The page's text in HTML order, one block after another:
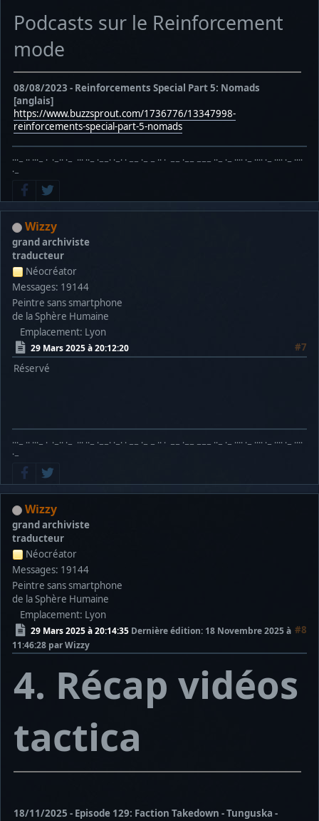
Podcasts sur le Reinforcement
mode
08/08/2023 - Reinforcements Special Part 5: Nomads
[anglais]
https://www.buzzsprout.com/1736776/13347998-
reinforcements-special-part-5-nomads
···− ·· ···− · ·−·· ·− ··· ··− ·−−· ·−· · −− ·− − ·· · −− ·−− −−− ··− ·− ···· ·− ···· ·− ···· ·− ····
·−
Wizzy
grand archiviste
traducteur
Néocréator
Messages: 19144
Peintre sans smartphone
de la Sphère Humaine
Emplacement: Lyon
29 Mars 2025 à 20:12:20
#7
Réservé
···− ·· ···− · ·−·· ·− ··· ··− ·−−· ·−· · −− ·− − ·· · −− ·−− −−− ··− ·− ···· ·− ···· ·− ···· ·− ····
·−
Wizzy
grand archiviste
traducteur
Néocréator
Messages: 19144
Peintre sans smartphone
de la Sphère Humaine
Emplacement: Lyon
29 Mars 2025 à 20:14:35 #8
Dernière édition: 18 Novembre 2025 à
11:46:28 par Wizzy
4. Récap vidéos
tactica
18/11/2025 - Episode 129: Faction Takedown - Tunguska -